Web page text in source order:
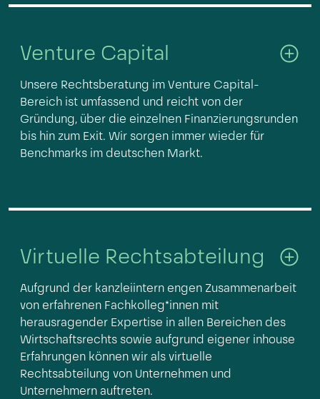
Venture Capital
Unsere Rechtsberatung im Venture Capital-
Bereich ist umfassend und reicht von der
Gründung, über die einzelnen Finanzierungsrunden
bis hin zum Exit. Wir sorgen immer wieder für
Benchmarks im deutschen Markt.
Virtuelle Rechtsabteilung
Aufgrund der kanzleiintern engen Zusammenarbeit
von erfahrenen Fachkolleg*innen mit
herausragender Expertise in allen Bereichen des
Wirtschaftsrechts sowie aufgrund eigener inhouse
Erfahrungen können wir als virtuelle
Rechtsabteilung von Unternehmen und
Unternehmern auftreten.